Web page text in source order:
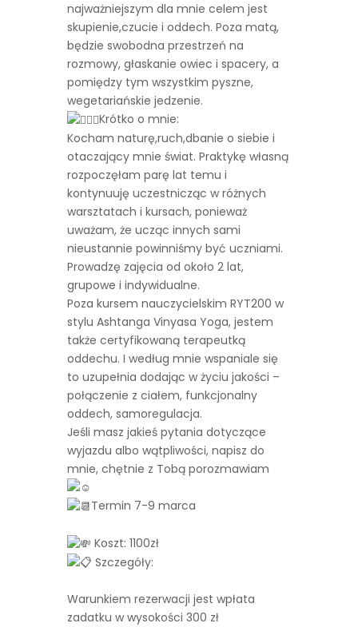
najważniejszym dla mnie celem jest
skupienie,czucie i oddech. Poza matą,
będzie swobodna przestrzeń na
rozmowy, głaskanie owiec i spacery, a
pomiędzy tym wszystkim pyszne,
wegetariańskie jedzenie.
Krótko o mnie:
Kocham naturę,ruch,dbanie o siebie i
otaczający mnie świat. Praktykę własną
rozpoczęłam parę lat temu i
kontynuuję uczestnicząc w różnych
warsztatach i kursach, ponieważ
uważam, że ucząc innych sami
nieustannie powinniśmy być uczniami.
Prowadzę zajęcia od około 2 lat,
grupowe i indywidualne.
Poza kursem nauczycielskim RYT200 w
stylu Ashtanga Vinyasa Yoga, jestem
także certyfikowaną terapeutką
oddechu. I według mnie wspaniale się
to uzupełnia dodając w życiu jakości –
połączenie z ciałem, funkcjonalny
oddech, samoregulacja.
Jeśli masz jakieś pytania dotyczące
wyjazdu albo wątpliwości, napisz do
mnie, chętnie z Tobą porozmawiam
Termin 7-9 marca
Koszt: 1100zł
Szczegóły:
Warunkiem rezerwacji jest wpłata
zadatku w wysokości 300 zł